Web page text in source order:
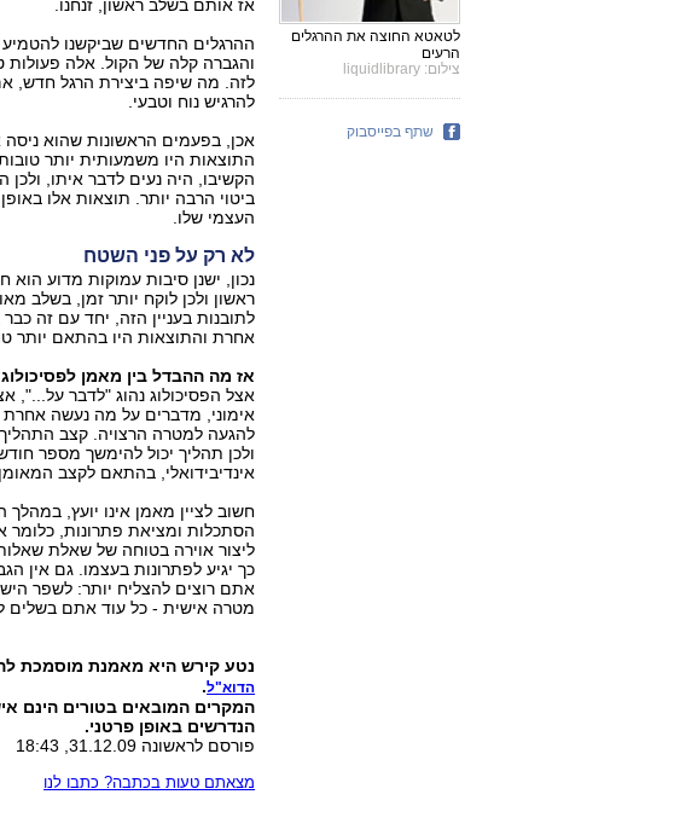
אז אותם בשלב ראשון, זנחנו.
ההרגלים החדשים שביקשנו
והגברה קלה של הקול. אלה פעולות
לזה. מה שיפה ביצירת הרגל חדש,
להרגיש נוח וטבעי.
אכן, בפעמים הראשונות שהוא ניסה
התוצאות היו משמעותית יותר
הקשיבו, היה נעים לדבר איתו, ולכן
ביטוי הרבה יותר. תוצאות אלו
העצמי שלו.
לא רק על פני השטח
נכון, ישנן סיבות עמוקות מדוע
ראשון ולכן לוקח יותר זמן, בשלב
לתובנות בעניין הזה, יחד עם זה
אחרת והתוצאות היו בהתאם יותר
אז מה ההבדל בין מאמן
אצל הפסיכולוג נהוג "לדבר
אימוני, מדברים על מה נעשה
להגעה למטרה הרצויה. קצב התהליך
ולכן תהליך יכול להימשך מספר
אינדיבידואלי, בהתאם לקצב
חשוב לציין מאמן אינו יועץ,
הסתכלות ומציאת פתרונות,
ליצור אוירה בטוחה של שאלת
כך יגיע לפתרונות בעצמו. גם אין
אתם רוצים להצליח יותר: לשפר
מטרה אישית - כל עוד אתם בשלים
נטע קירש היא מאמנת מוסמכת
הדוא"ל.
המקרים המובאים בטורים הינם
הנדרשים באופן פרטני.
פורסם לראשונה 31.12.09, 18:43
מצאתם טעות בכתבה? כתבו לנו
לטאטא החוצה את ההרגלים
הרעים
צילום: liquidlibrary
שתף בפייסבוק